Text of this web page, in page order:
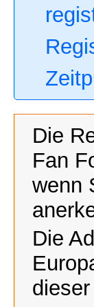
Die
Fan
wenn
Die